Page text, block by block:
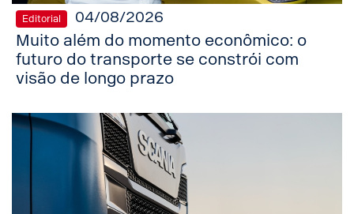
Editorial 04/08/2026
Muito além do momento econômico: o
futuro do transporte se constrói com
visão de longo prazo